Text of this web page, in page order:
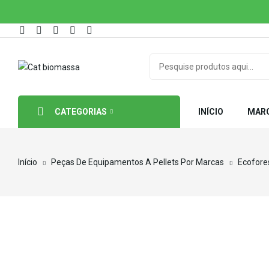
CATEGORIAS INÍCIO
Início Peças De Equipamentos A Pellets Por Marcas